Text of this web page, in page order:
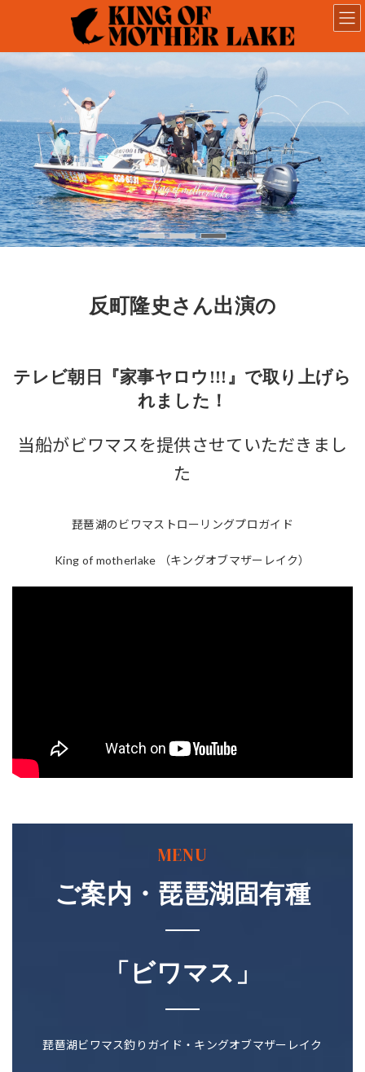
ン
キ
ッ
プ
ー
に
移
動
反町隆史さん出演の
テレビ朝日『家事ヤロウ!!!』で取り上げら
れました！
当船がビワマスを提供させていただきまし
た
琵琶湖のビワマストローリングプロガイド
King of motherlake （キングオブマザーレイク）
MENU
ご案内・琵琶湖固有種
「ビワマス」
琵琶湖ビワマス釣りガイド・キングオブマザーレイク